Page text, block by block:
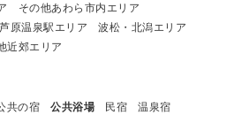
その他あわら市内エリア
原温泉駅エリア
波松・北潟エリア
近郊エリア
共の宿 公共浴場 民宿 温泉宿